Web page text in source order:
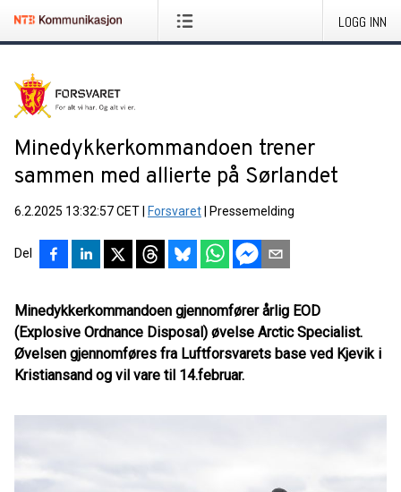
LOGG INN
Minedykkerkommandoen trener
sammen med allierte på Sørlandet
6.2.2025 13:32:57 CET Forsvaret Pressemelding
Del
Minedykkerkommandoen gjennomfører årlig EOD
(Explosive Ordnance Disposal) øvelse Arctic Specialist.
Øvelsen gjennomføres fra Luftforsvarets base ved Kjevik i
Kristiansand og vil vare til 14.februar.